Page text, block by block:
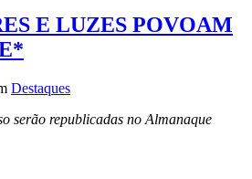
E LUZES POVOAM
Destaques
serão republicadas no Almanaque